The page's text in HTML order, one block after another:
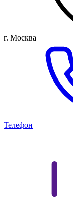
г. Москва
Телефон